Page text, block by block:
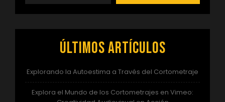
Últimos artículos
Explorando la Autoestima a Través del Cortometraje
Explora el Mundo de los Cortometrajes en Vimeo: